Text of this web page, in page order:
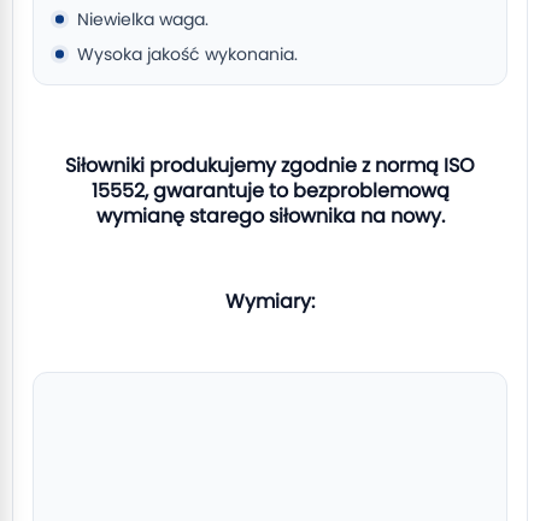
Niewielka waga.
Wysoka jakość wykonania.
Siłowniki produkujemy zgodnie z normą ISO
15552, gwarantuje to bezproblemową
wymianę starego siłownika na nowy.
Wymiary: